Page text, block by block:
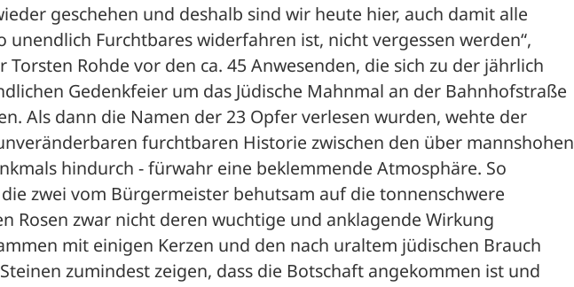
geschehen und deshalb sind wir heute hier, auch damit alle
unendlich Furchtbares widerfahren ist, nicht vergessen werden“,
Torsten Rohde vor den ca. 45 Anwesenden, die sich zu der jährlich
Gedenkfeier um das Jüdische Mahnmal an der Bahnhofstraße
Als dann die Namen der 23 Opfer verlesen wurden, wehte der
furchtbaren Historie zwischen den über mannshohen
hindurch - fürwahr eine beklemmende Atmosphäre. So
zwei vom Bürgermeister behutsam auf die tonnenschwere
Rosen zwar nicht deren wuchtige und anklagende Wirkung
mit einigen Kerzen und den nach uraltem jüdischen Brauch
zumindest zeigen, dass die Botschaft angekommen ist und